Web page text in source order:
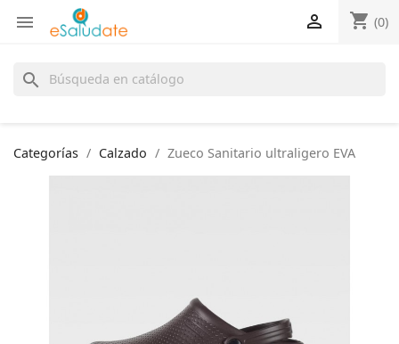
 shopping_cart (0)

search
Categorías Calzado Zueco Sanitario ultraligero EVA